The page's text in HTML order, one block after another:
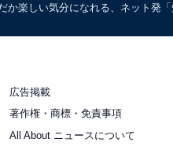
楽しい気分になれる、ネット発
広告掲載
著作権・商標・免責事項
All About ニュースについて